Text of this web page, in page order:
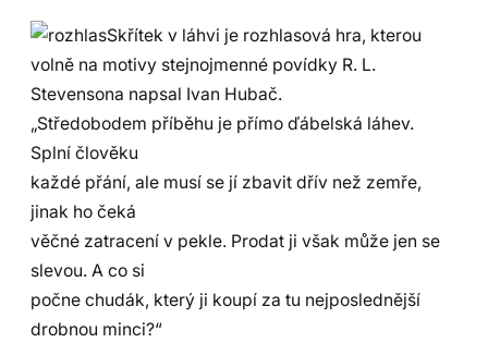
Skřítek v láhvi je rozhlasová hra, kterou
volně na motivy stejnojmenné povídky R. L.
Stevensona napsal Ivan Hubač.
„Středobodem příběhu je přímo ďábelská láhev.
Splní člověku
každé přání, ale musí se jí zbavit dřív než zemře,
jinak ho čeká
věčné zatracení v pekle. Prodat ji však může jen se
slevou. A co si
počne chudák, který ji koupí za tu nejposlednější
drobnou minci?“